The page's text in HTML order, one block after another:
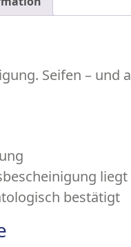
Seifen –
bestätigt